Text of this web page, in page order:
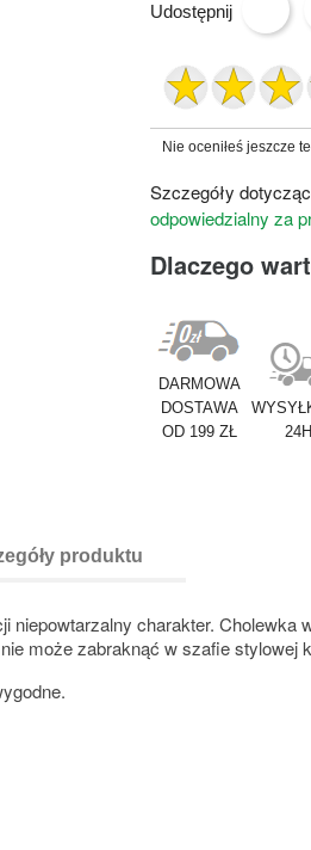
Udostępnij
Nie oceniłeś jeszcze
Szczegóły
odpowiedzialny za
Dlaczego
DARMOWA
DOSTAWA
OD 199 ZŁ
24H
produktu
charakter.
może zabraknąć w szafie stylowej